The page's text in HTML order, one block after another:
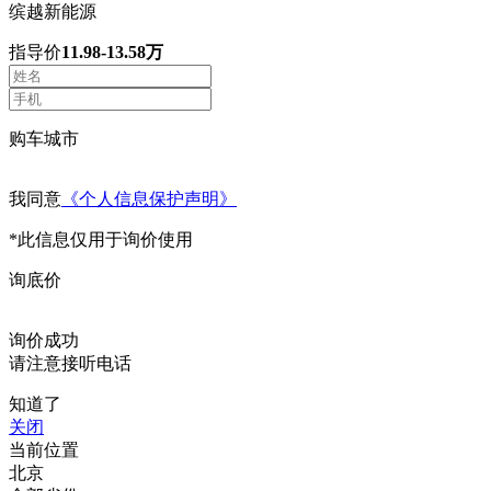
缤越新能源
指导价11.98-13.58万
购车城市
我同意 《个人信息保护声明》
*此信息仅用于询价使用
询底价
询价成功
请注意接听电话
知道了
关闭
当前位置
北京